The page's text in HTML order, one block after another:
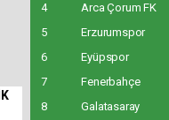
4
Arca Çorum FK
5
Erzurumspor
6
Eyüpspor
7
Fenerbahçe
8
Galatasaray